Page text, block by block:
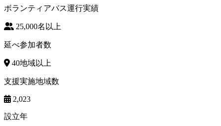
ボランティアバス運行実績
25,000名以上
延べ参加者数
40地域以上
支援実施地域数
2,023
設立年